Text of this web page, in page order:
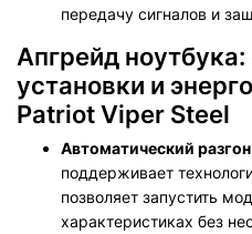
передачу сигналов и
Апгрейд
установки и
Patriot Viper Steel
Автоматический
поддерживает
позволяет запустить
характеристиках без